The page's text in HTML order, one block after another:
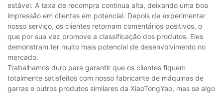
estável. A taxa de recompra continua alta, deixando uma boa
impressão em clientes em potencial. Depois de experimentar
nosso serviço, os clientes retornam comentários positivos, o
que por sua vez promove a classificação dos produtos. Eles
demonstram ter muito mais potencial de desenvolvimento no
mercado.
Trabalhamos duro para garantir que os clientes fiquem
totalmente satisfeitos com nosso fabricante de máquinas de
garras e outros produtos similares da XiaoTongYao, mas se algo